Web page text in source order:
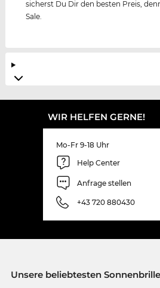
sicherst Du Dir den besten Preis,
Sale.
WIR HELFEN GERNE!
Mo-Fr 9-18 Uhr
Help Center
Anfrage stellen
+43 720 880430
Unsere beliebtesten